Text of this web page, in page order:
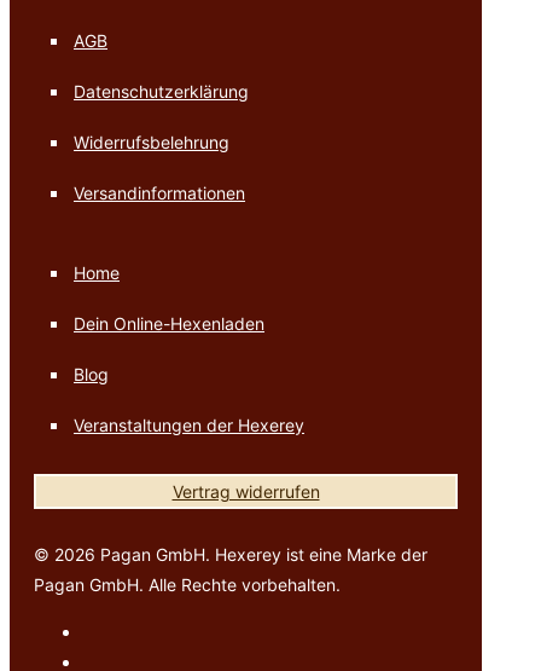
AGB
Datenschutzerklärung
Widerrufsbelehrung
Versandinformationen
Home
Dein Online-Hexenladen
Blog
Veranstaltungen der Hexerey
Vertrag widerrufen
© 2026 Pagan GmbH. Hexerey ist eine Marke der
Pagan GmbH. Alle Rechte vorbehalten.